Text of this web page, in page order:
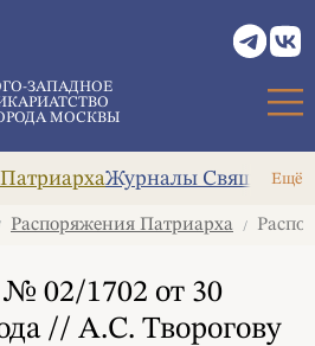
ЗАПАДНОЕ
МОСКВЫ
Ещё
Журналы
Распоряжения Патриарха /
02/1702 от 30
// А.С. Творогову